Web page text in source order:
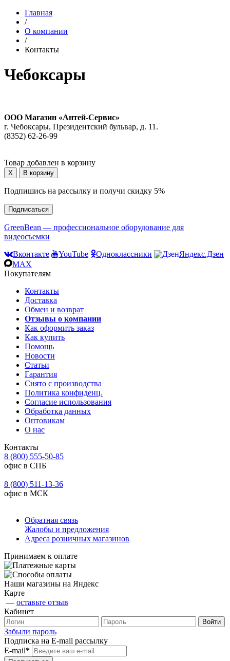
Главная
/
О компании
/
Контакты
Чебоксары
ООО Магазин «Антей-Сервис»
г. Чебоксары, Президентский бульвар, д. 11.
(8352) 62-26-99
Товар добавлен в корзину
Подпишись на рассылку и получи скидку 5%
Подписаться
GreenBean — профессиональное оборудование для
видеосъемки
Вконтакте
YouTube Одноклассники
Яндекс.Дзен
MAX
Покупателям
Контакты
Доставка
Обмен и возврат
Отзывы о компании
Как оформить заказ
Как купить
Помощь
Новости
Статьи
Гарантия
Снято с производства
Политика конфиденц.
Согласие использования
Обработка данных
Оптовикам
О нас
Контакты
8 (800) 555-50-85
офис в СПБ
8 (800) 511-13-36
офис в МСК
Обратная связь
Жалобы и предложения
Адреса розничных магазинов
Принимаем к оплате
Наши магазины на Яндекс
Карте
— оставьте отзыв
Кабинет
Забыли пароль
Подписка на E-mail рассылку
E-mail*